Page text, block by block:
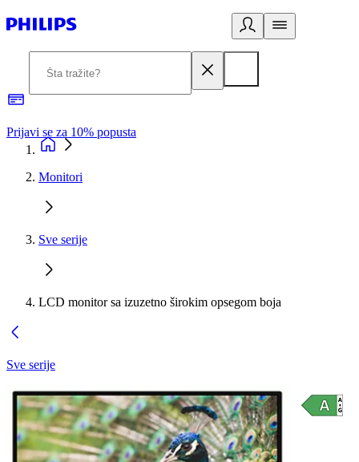
Prijavi se za 10% popusta
Monitori
Sve serije
LCD monitor sa izuzetno širokim opsegom boja
Sve serije